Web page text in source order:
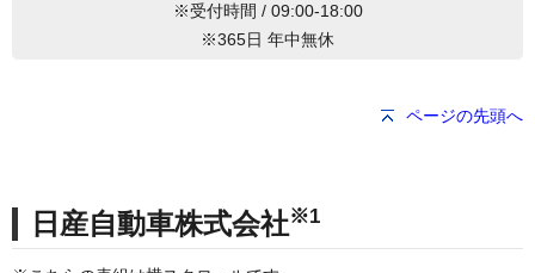
※受付時間 / 09:00-18:00
※365日 年中無休
ページの先頭へ
日産自動車株式会社※1